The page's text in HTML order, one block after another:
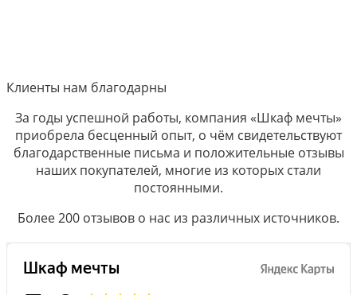
Клиенты нам благодарны
За годы успешной работы, компания «Шкаф мечты»
приобрела бесценный опыт, о чём свидетельствуют
благодарственные письма и положительные отзывы
наших покупателей, многие из которых стали
постоянными.
Более 200 отзывов о нас из различных источников.